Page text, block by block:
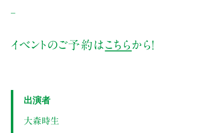
イベントのご予約はこちらから！
出演者
大森時生